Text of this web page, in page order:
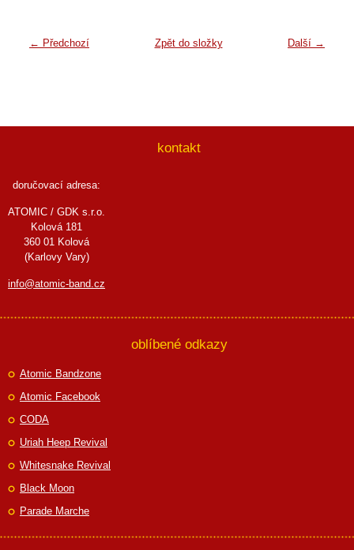
← Předchozí Další →
Zpět do složky
kontakt
doručovací adresa:
ATOMIC / GDK s.r.o.
Kolová 181
360 01 Kolová
(Karlovy Vary)
info@atomic-band.cz
oblíbené odkazy
Atomic Bandzone
Atomic Facebook
CODA
Uriah Heep Revival
Whitesnake Revival
Black Moon
Parade Marche